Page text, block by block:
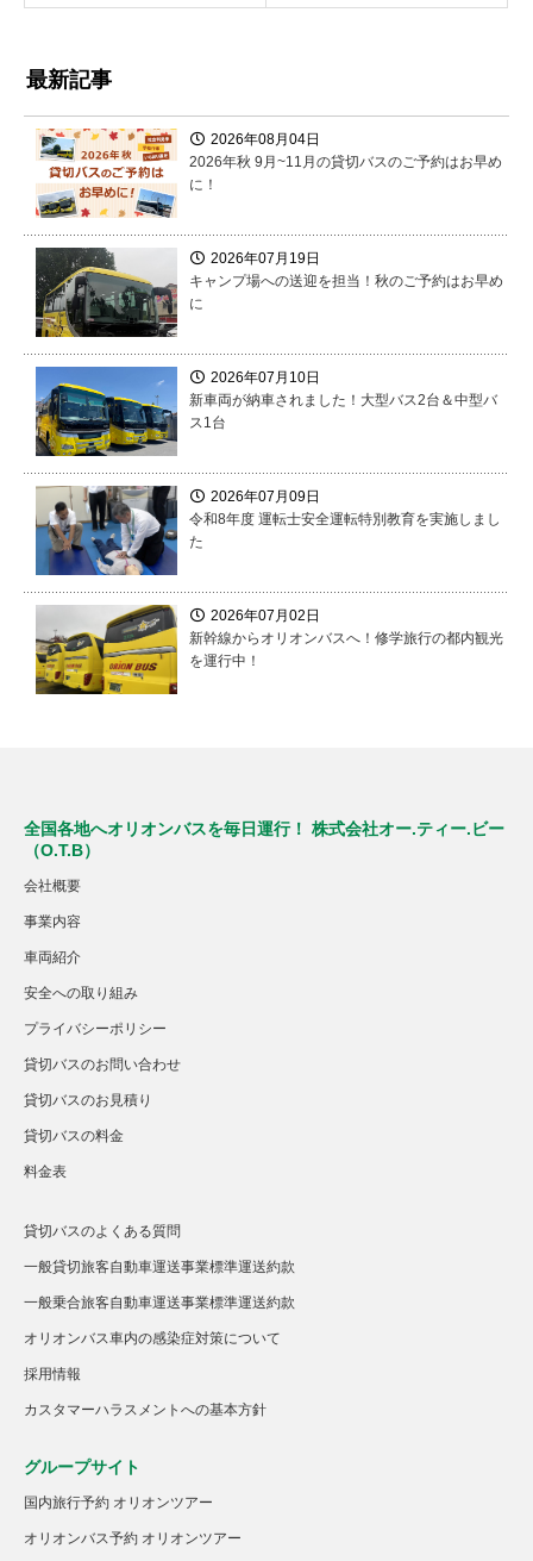
最新記事
2026年08月04日
2026年秋 9月~11月の貸切バスのご予約はお早め
に！
2026年07月19日
キャンプ場への送迎を担当！秋のご予約はお早め
に
2026年07月10日
新車両が納車されました！大型バス2台＆中型バ
ス1台
2026年07月09日
令和8年度 運転士安全運転特別教育を実施しまし
た
2026年07月02日
新幹線からオリオンバスへ！修学旅行の都内観光
を運行中！
全国各地へオリオンバスを毎日運行！ 株式会社オー.ティー.ビー
（O.T.B）
会社概要
事業内容
車両紹介
安全への取り組み
プライバシーポリシー
貸切バスのお問い合わせ
貸切バスのお見積り
貸切バスの料金
料金表
貸切バスのよくある質問
一般貸切旅客自動車運送事業標準運送約款
一般乗合旅客自動車運送事業標準運送約款
オリオンバス車内の感染症対策について
採用情報
カスタマーハラスメントへの基本方針
グループサイト
国内旅行予約 オリオンツアー
オリオンバス予約 オリオンツアー